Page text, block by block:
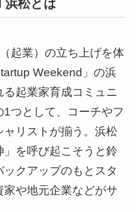
松とは
起業）の立ち上げを体
Weekend」の浜
起業家育成コミュニ
つとして、コーチやフ
ャリストが揃う。浜松
を呼び起こそうと鈴
クアップのもとスタ
や地元企業などがサ